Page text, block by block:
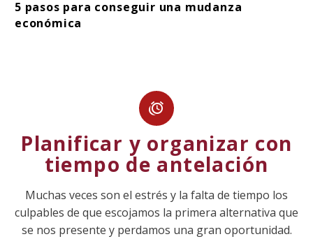
5 pasos para conseguir una mudanza
económica


Planificar y organizar con
tiempo de antelación
Muchas veces son el estrés y la falta de tiempo los
culpables de que escojamos la primera alternativa que
se nos presente y perdamos una gran oportunidad.